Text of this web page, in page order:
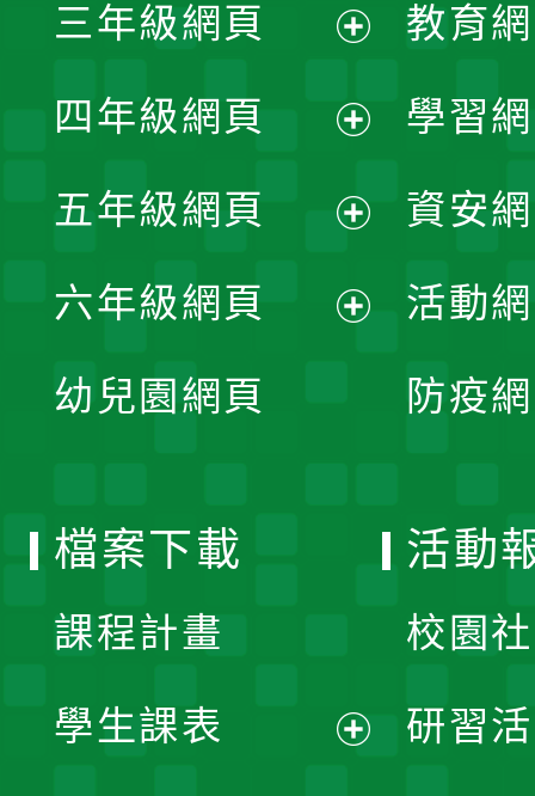
選
單
開
選
單
三年級網頁
開
選
單
四年級網頁
開
選
五年級網頁
開
六年級網頁
幼兒園網頁
教育
學習
資安
活動
防疫
檔案下載
課程計畫
學生課表
活動
校園
研習